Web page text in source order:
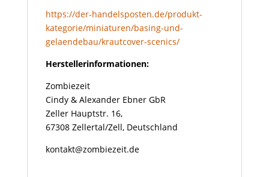
https://der-handelsposten.de/produkt-
kategorie/miniaturen/basing-und-
gelaendebau/krautcover-scenics/
Herstellerinformationen:
Zombiezeit
Cindy & Alexander Ebner GbR
Zeller Hauptstr. 16,
67308 Zellertal/Zell, Deutschland
kontakt@zombiezeit.de